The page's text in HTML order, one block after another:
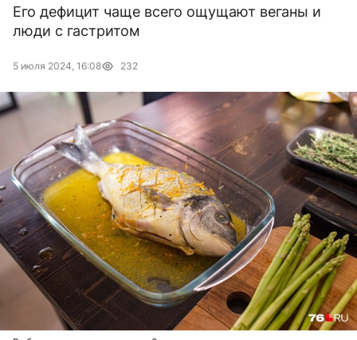
Его дефицит чаще всего ощущают веганы и
люди с гастритом
5 июля 2024, 16:08 232